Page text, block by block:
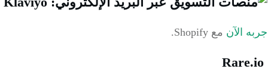
الآن مع Shopify.